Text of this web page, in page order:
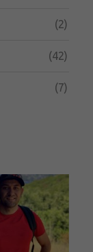
(2)
(42)
(7)